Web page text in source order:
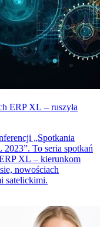
ERP XL – ruszyła
„Spotkania
To seria spotkań
XL – kierunkom
nowościach
satelickimi.